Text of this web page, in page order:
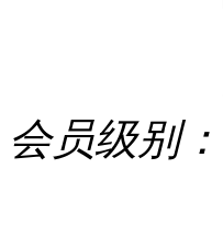
会员级别：